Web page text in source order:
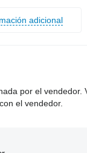
adicional
por el vendedor.
el vendedor.